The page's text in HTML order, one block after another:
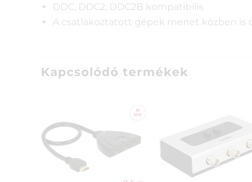
DDC, DDC2, DDC2B kompatibilis
A csatlakoztatott gépek menet közben is
Kapcsolódó termékek